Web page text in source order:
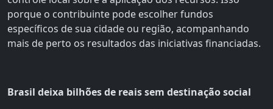
porque o contribuinte pode escolher fundos
específicos de sua cidade ou região, acompanhando
mais de perto os resultados das iniciativas financiadas.
Brasil deixa bilhões de reais sem destinação social